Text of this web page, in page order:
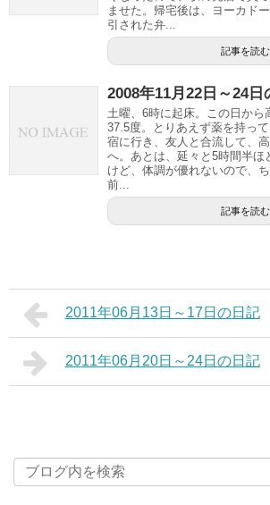
ませた。帰宅後は、ヨーカド
引された弁...
記事を読む
2008年11月22日～24日
土曜、6時に起床。この日から
37.5度。とりあえず薬を持っ
宿に行き、友人と合流して、
へ。あとは、延々と5時間半ほ
けど、体調が優れないので、
前...
記事を読む
2011年06月13日～17日の日記
2011年06月20日～24日の日記